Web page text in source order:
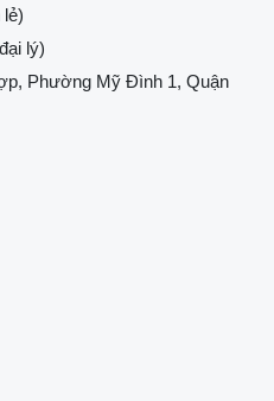
lẻ)
lý)
Phường Mỹ Đình 1, Quận